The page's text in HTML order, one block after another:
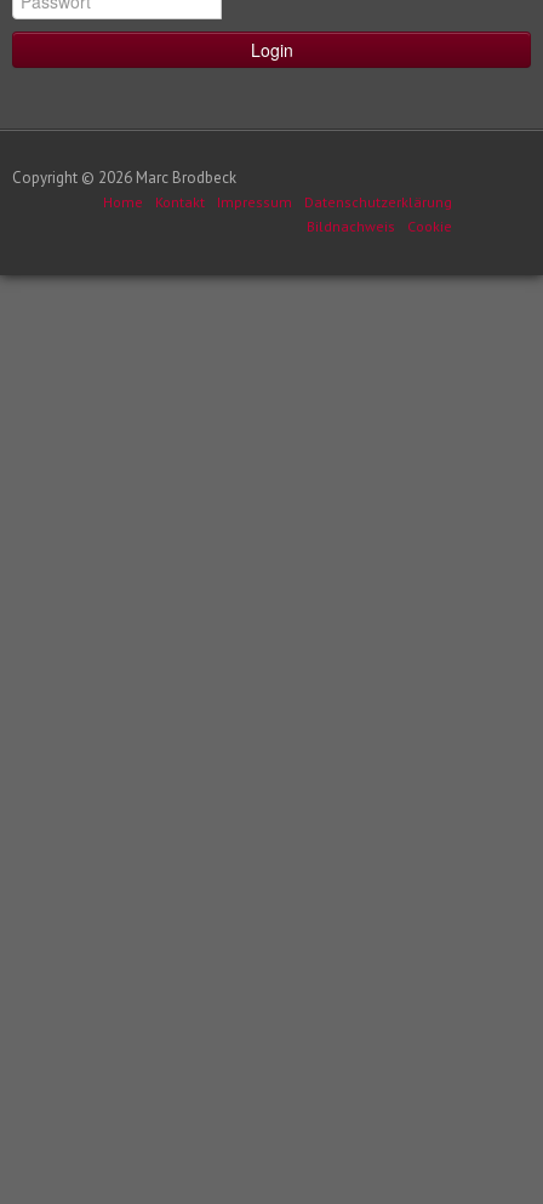
Login
Copyright © 2026 Marc Brodbeck
Home Kontakt Impressum
Datenschutzerklärung
Bildnachweis
Cookie